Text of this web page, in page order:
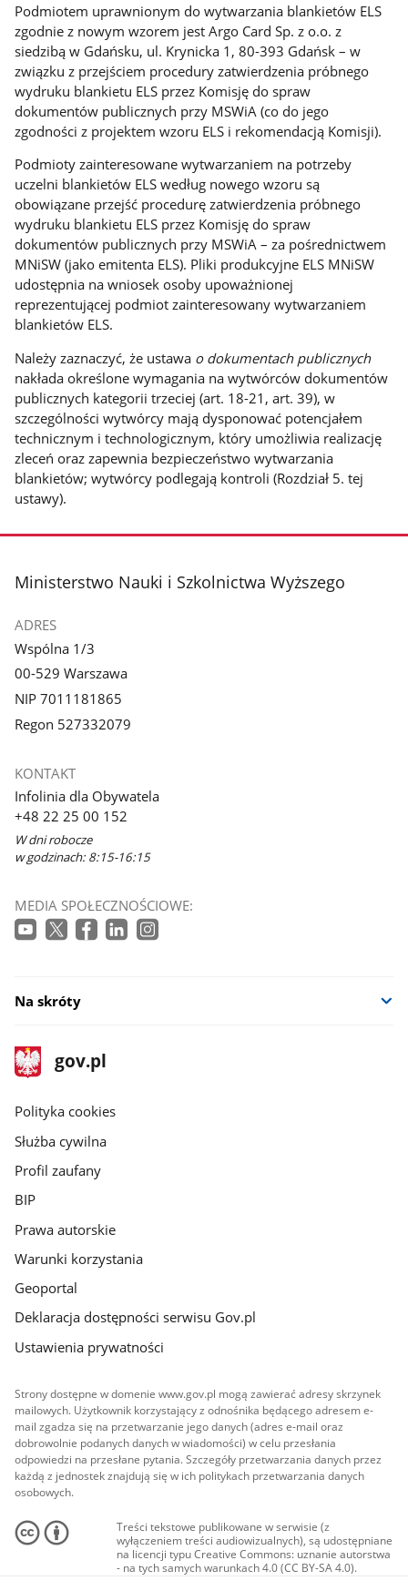
Podmiotem uprawnionym do wytwarzania blankietów ELS
zgodnie z nowym wzorem jest Argo Card Sp. z o.o. z
siedzibą w Gdańsku, ul. Krynicka 1, 80-393 Gdańsk – w
związku z przejściem procedury zatwierdzenia próbnego
wydruku blankietu ELS przez Komisję do spraw
dokumentów publicznych przy MSWiA (co do jego
zgodności z projektem wzoru ELS i rekomendacją Komisji).
Podmioty zainteresowane wytwarzaniem na potrzeby
uczelni blankietów ELS według nowego wzoru są
obowiązane przejść procedurę zatwierdzenia próbnego
wydruku blankietu ELS przez Komisję do spraw
dokumentów publicznych przy MSWiA – za pośrednictwem
MNiSW (jako emitenta ELS). Pliki produkcyjne ELS MNiSW
udostępnia na wniosek osoby upoważnionej
reprezentującej podmiot zainteresowany wytwarzaniem
blankietów ELS.
Należy zaznaczyć, że ustawa o dokumentach publicznych
nakłada określone wymagania na wytwórców dokumentów
publicznych kategorii trzeciej (art. 18-21, art. 39), w
szczególności wytwórcy mają dysponować potencjałem
technicznym i technologicznym, który umożliwia realizację
zleceń oraz zapewnia bezpieczeństwo wytwarzania
blankietów; wytwórcy podlegają kontroli (Rozdział 5. tej
ustawy).
stopka
Ministerstwo Nauki i Szkolnictwa Wyższego
ADRES
Wspólna 1/3
00-529 Warszawa
NIP 7011181865
Regon 527332079
KONTAKT
Infolinia dla Obywatela
+48 22 25 00 152
W dni robocze
w godzinach: 8:15-16:15
MEDIA SPOŁECZNOŚCIOWE:
Na skróty
stopka
gov.pl
Strona
gov.pl
gov.pl
Polityka cookies
Służba cywilna
Profil zaufany
BIP
Prawa autorskie
Warunki korzystania
Geoportal
Deklaracja dostępności serwisu Gov.pl
Ustawienia prywatności
Strony dostępne w domenie www.gov.pl mogą zawierać adresy skrzynek
mailowych. Użytkownik korzystający z odnośnika będącego adresem e-
mail zgadza się na przetwarzanie jego danych (adres e-mail oraz
dobrowolnie podanych danych w wiadomości) w celu przesłania
odpowiedzi na przesłane pytania. Szczegóły przetwarzania danych przez
każdą z jednostek znajdują się w ich politykach przetwarzania danych
osobowych.
Treści tekstowe publikowane w serwisie (z
wyłączeniem treści audiowizualnych), są udostępniane
na licencji typu Creative Commons: uznanie autorstwa
- na tych samych warunkach 4.0 (CC BY-SA 4.0).
Materiały audiowizualne, w tym zdjęcia, materiały